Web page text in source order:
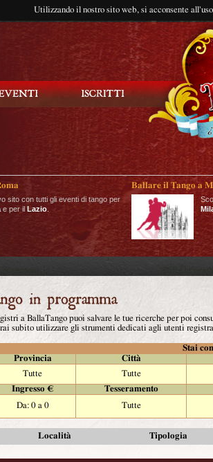
Utilizzando il nostro sito web, si acconsente
sito con tutti gli eventi di tango per
e per il Lazio
Ballare il Tango a
a BallaTango puoi salvare le tue ricerche per poi
subito utilizzare gli strumenti dedicati agli utenti
Stai
Provincia
Città
Tutte
Tutte
Ingresso €
Tesseramento
Da: 0 a 0 Tutte
Località Tipologia